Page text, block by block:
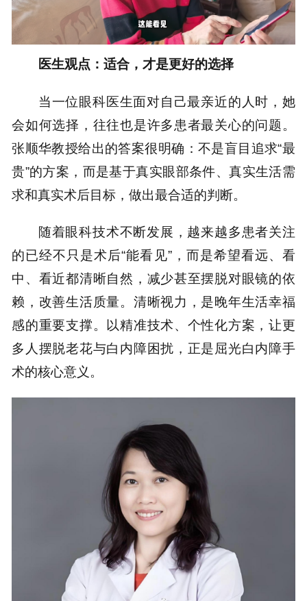
医生观点：适合，才是更好的选择
当一位眼科医生面对自己最亲近的人时，她
会如何选择，往往也是许多患者最关心的问题。
张顺华教授给出的答案很明确：不是盲目追求“最
贵”的方案，而是基于真实眼部条件、真实生活需
求和真实术后目标，做出最合适的判断。
随着眼科技术不断发展，越来越多患者关注
的已经不只是术后“能看见”，而是希望看远、看
中、看近都清晰自然，减少甚至摆脱对眼镜的依
赖，改善生活质量。清晰视力，是晚年生活幸福
感的重要支撑。以精准技术、个性化方案，让更
多人摆脱老花与白内障困扰，正是屈光白内障手
术的核心意义。